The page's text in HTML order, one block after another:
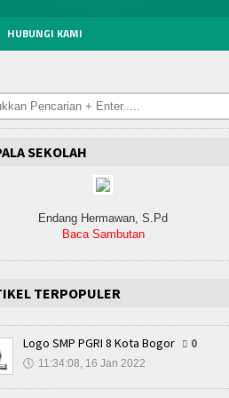
HUBUNGI KAMI
SEKOLAH
Endang Hermawan, S.Pd
Baca Sambutan
TERPOPULER
Logo SMP PGRI 8 Kota Bogor 0
🕔 11:34:08, 16 Jan 2022